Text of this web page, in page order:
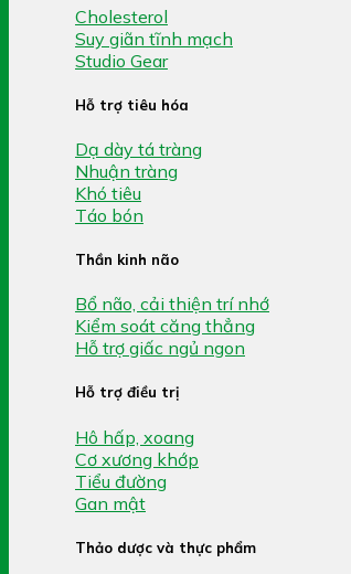
Cholesterol
Suy giãn tĩnh mạch
Studio Gear
Hỗ trợ tiêu hóa
Dạ dày tá tràng
Nhuận tràng
Khó tiêu
Táo bón
Thần kinh não
Bổ não, cải thiện trí nhớ
Kiểm soát căng thẳng
Hỗ trợ giấc ngủ ngon
Hỗ trợ điều trị
Hô hấp, xoang
Cơ xương khớp
Tiểu đường
Gan mật
Thảo dược và thực phẩm